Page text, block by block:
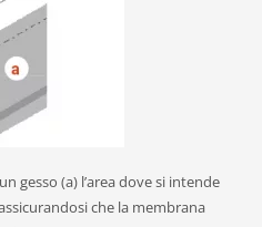
gesso (a) l’area dove si intende
che la membrana